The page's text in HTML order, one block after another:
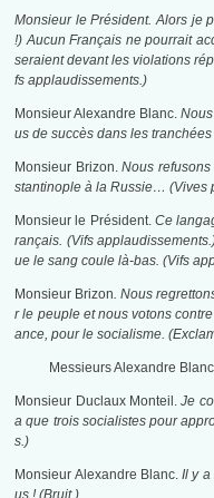
Monsieur le Président. Alors je
!) Aucun Français ne pourrait
seraient devant les violations
fs applaudissements.)
Monsieur Alexandre Blanc.
us de succès dans les tranchées
Monsieur Brizon.Nous refusons
stantinople à la Russie… (Vives
Monsieur le Président.Ce
rançais. (Vifs
ue le sang coule là-bas. (Vifs
Monsieur Brizon. Nous
r le peuple et nous votons
ance, pour le socialisme.
Messieurs Alexandre
Monsieur Duclaux Monteil.Je
a que trois socialistes pour
s.)
Monsieur Alexandre Blanc.Il y a
us ! (Bruit.)